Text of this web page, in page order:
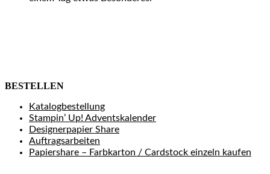
BESTELLEN
Katalogbestellung
Stampin’ Up! Adventskalender
Designerpapier Share
Auftragsarbeiten
Papiershare – Farbkarton / Cardstock einzeln kaufen